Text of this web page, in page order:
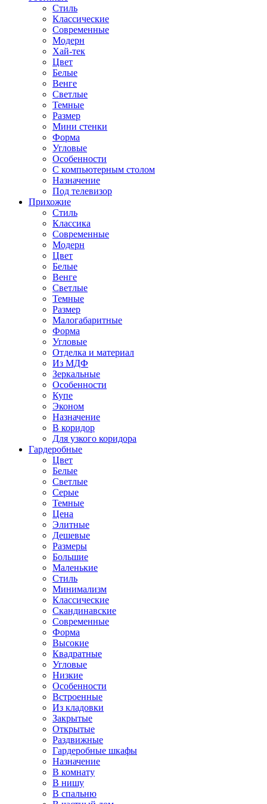
Стиль
Классические
Современные
Модерн
Хай-тек
Цвет
Белые
Венге
Светлые
Темные
Размер
Мини стенки
Форма
Угловые
Особенности
С компьютерным столом
Назначение
Под телевизор
Прихожие
Стиль
Классика
Современные
Модерн
Цвет
Белые
Венге
Светлые
Темные
Размер
Малогабаритные
Форма
Угловые
Отделка и материал
Из МДФ
Зеркальные
Особенности
Купе
Эконом
Назначение
В коридор
Для узкого коридора
Гардеробные
Цвет
Белые
Светлые
Серые
Темные
Цена
Элитные
Дешевые
Размеры
Большие
Маленькие
Стиль
Минимализм
Классические
Скандинавские
Современные
Форма
Высокие
Квадратные
Угловые
Низкие
Особенности
Встроенные
Из кладовки
Закрытые
Открытые
Раздвижные
Гардеробные шкафы
Назначение
В комнату
В нишу
В спальню